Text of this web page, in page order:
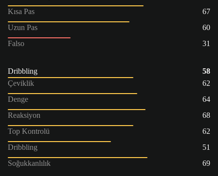
Kısa Pas
67
Uzun Pas
60
Falso
31
Dribbling
58
Çeviklik
62
Denge
64
Reaksiyon
68
Top Kontrolü
62
Dribbling
51
Soğukkanlılık
69